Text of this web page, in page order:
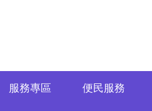
服務專區 便民服務